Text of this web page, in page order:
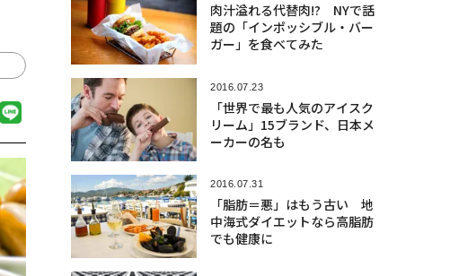
肉汁溢れる代替肉!? NYで話
題の「インポッシブル・バー
ガー」を食べてみた
2016.07.23
「世界で最も人気のアイスク
リーム」15ブランド、日本メ
ーカーの名も
2016.07.31
「脂肪＝悪」はもう古い 地
中海式ダイエットなら高脂肪
でも健康に